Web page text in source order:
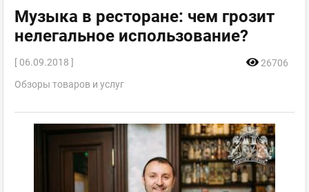
Музыка в ресторане: чем грозит
нелегальное использование?
[ 06.09.2018 ]
26706
Обзоры товаров и услуг